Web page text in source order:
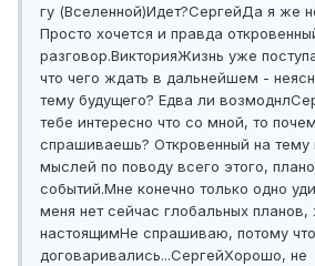
гу (Вселенной)Идет?СергейДа я же
Просто хочется и правда
разговор.ВикторияЖизнь уже
что чего ждать в дальнейшем -
тему будущего? Едва ли возмоднл
тебе интересно что со мной, то
спрашиваешь? Откровенный на тему
мыслей по поводу всего этого,
событий.Мне конечно только одно
меня нет сейчас глобальных планов,
настоящимНе спрашиваю, потому
договаривались...СергейХорошо, не